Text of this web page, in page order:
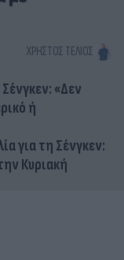
ΧΡΉΣΤΟΣ ΤΈΛΙΟΣ
«Δεν
ή
για τη Σένγκεν:
Κυριακή